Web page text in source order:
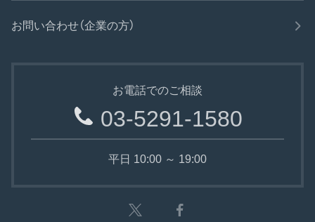
お問い合わせ（企業の方）
お電話でのご相談
03-5291-1580
平日 10:00 ～ 19:00